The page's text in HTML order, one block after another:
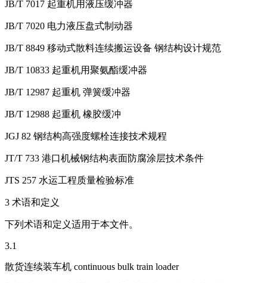
JB/T 7017 起重机用液压缓冲器
JB/T 7020 电力液压盘式制动器
JB/T 8849 移动式散料连续搬运设备 钢结构设计规范
JB/T 10833 起重机用聚氨酯缓冲器
JB/T 12987 起重机 弹簧缓冲器
JB/T 12988 起重机 橡胶缓冲
JGJ 82 钢结构高强度螺栓连接技术规程
JT/T 733 港口机械钢结构表面防腐涂层技术条件
JTS 257 水运工程质量检验标准
3 术语和定义
下列术语和定义适用于本文件。
3.1
散货连续装车机 continuous bulk train loader